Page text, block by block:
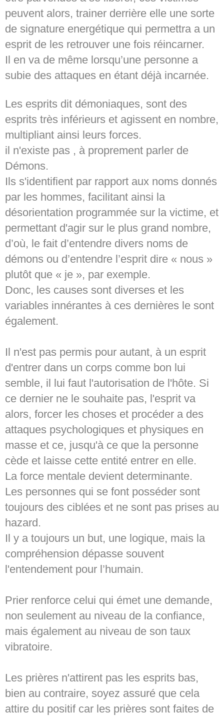
peuvent alors, trainer derrière elle une sorte
de signature energétique qui permettra a un
esprit de les retrouver une fois réincarner.
Il en va de même lorsqu’une personne a
subie des attaques en étant déjà incarnée.
Les esprits dit démoniaques, sont des
esprits très inférieurs et agissent en nombre,
multipliant ainsi leurs forces.
il n'existe pas , à proprement parler de
Démons.
Ils s'identifient par rapport aux noms donnés
par les hommes, facilitant ainsi la
désorientation programmée sur la victime, et
permettant d'agir sur le plus grand nombre,
d’où, le fait d’entendre divers noms de
démons ou d’entendre l’esprit dire « nous »
plutôt que « je », par exemple.
Donc, les causes sont diverses et les
variables innérantes à ces dernières le sont
également.
Il n'est pas permis pour autant, à un esprit
d'entrer dans un corps comme bon lui
semble, il lui faut l'autorisation de l'hôte. Si
ce dernier ne le souhaite pas, l'esprit va
alors, forcer les choses et procéder a des
attaques psychologiques et physiques en
masse et ce, jusqu'à ce que la personne
cède et laisse cette entité entrer en elle.
La force mentale devient determinante.
Les personnes qui se font posséder sont
toujours des ciblées et ne sont pas prises au
hazard.
Il y a toujours un but, une logique, mais la
compréhension dépasse souvent
l'entendement pour l’humain.
Prier renforce celui qui émet une demande,
non seulement au niveau de la confiance,
mais également au niveau de son taux
vibratoire.
Les prières n'attirent pas les esprits bas,
bien au contraire, soyez assuré que cela
attire du positif car les prières sont faites de